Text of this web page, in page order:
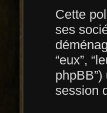
Cette
ses
“eux”,
session